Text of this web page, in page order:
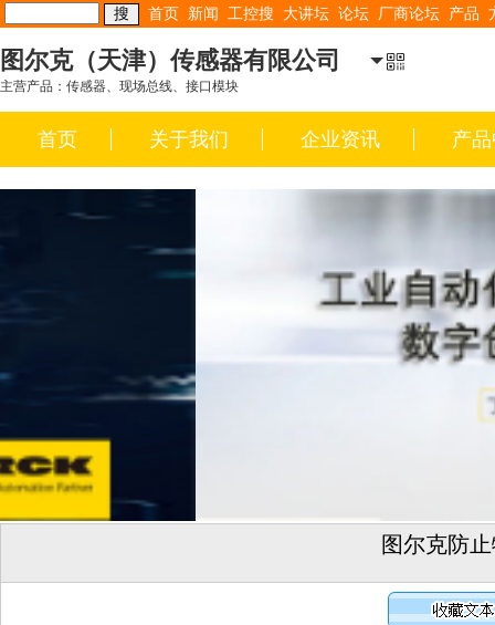
首页 新闻 工控搜 大讲坛 论坛 厂商论坛 产品
图尔克（天津）传感器有限公司
主营产品：传感器、现场总线、接口模块
首页 关于我们 企业资讯 产
图尔克防